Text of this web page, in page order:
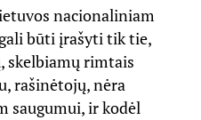
nacionaliniam
būti įrašyti tik tie,
skelbiamų rimtais
rašinėtojų, nėra
saugumui, ir kodėl